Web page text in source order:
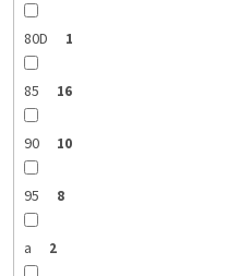
80D 1
85 16
90 10
95 8
a 2